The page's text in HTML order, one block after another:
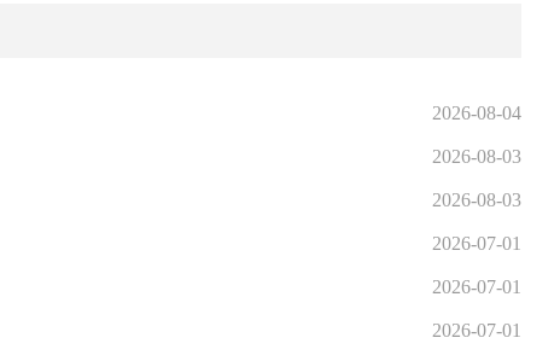
2026-08-04
2026-08-03
2026-08-03
2026-07-01
2026-07-01
2026-07-01